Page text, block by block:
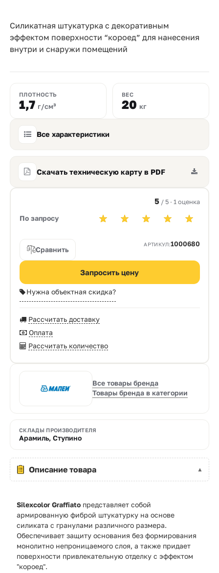
03-
50
sales@mpkm.org
Силикатная штукатурка с декоративным
эффектом поверхности “короед” для нанесения
внутри и снаружи помещений
ПЛОТНОСТЬ
1,7 г/см³
ВЕС
20 кг
Все характеристики
Скачать техническую карту в PDF
По запросу
5 / 5 · 1 оценка
Сравнить
АРТИКУЛ:1000680
Запросить цену
Нужна объектная скидка?
Рассчитать доставку
Оплата
Рассчитать количество
Все товары бренда
Товары бренда в категории
СКЛАДЫ ПРОИЗВОДИТЕЛЯ
Арамиль, Ступино
Описание товара
Silexcolor Graffiato представляет собой
армированную фиброй штукатурку на основе
силиката с гранулами различного размера.
Обеспечивает защиту основания без формирования
монолитно непроницаемого слоя, а также придает
поверхности привлекательную отделку с эффектом
"короед".